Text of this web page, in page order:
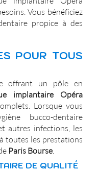
Vous bénéficiez
propice à des
POUR TOUS
offrant un pôle en
implantaire Opéra
Lorsque vous
bucco-dentaire
autres infections, les
toutes les prestations
Paris Bourse
DE QUALITÉ